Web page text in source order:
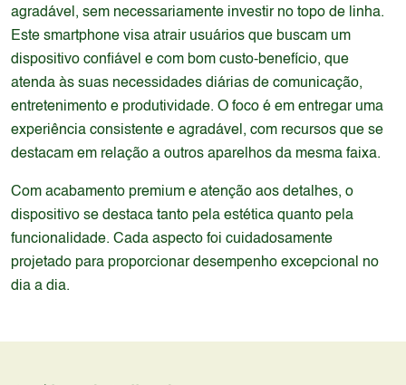
agradável, sem necessariamente investir no topo de linha.
Este smartphone visa atrair usuários que buscam um
dispositivo confiável e com bom custo-benefício, que
atenda às suas necessidades diárias de comunicação,
entretenimento e produtividade. O foco é em entregar uma
experiência consistente e agradável, com recursos que se
destacam em relação a outros aparelhos da mesma faixa.
Com acabamento premium e atenção aos detalhes, o
dispositivo se destaca tanto pela estética quanto pela
funcionalidade. Cada aspecto foi cuidadosamente
projetado para proporcionar desempenho excepcional no
dia a dia.